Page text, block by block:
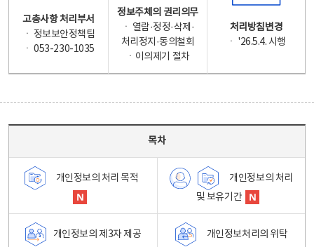
고충사항 처리부서
ㆍ 정보보안정책팀
ㆍ 053-230-1035
정보주체의 권리의무
ㆍ 열람·정정·삭제·
처리정지·동의철회
ㆍ이의제기 절차
처리방침변경
ㆍ '26.5.4. 시행
목차
개인정보의 처리 목적
개인정보의 처리
및 보유기간
개인정보의 제3자 제공 개인정보처리의 위탁